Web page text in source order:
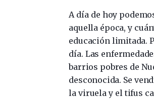
A día de hoy
aquella época, y
educación limitada.
día. Las
barrios pobres de
desconocida. Se
la viruela y el tifus